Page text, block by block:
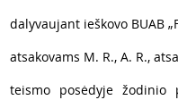
dalyvaujant ieškovo BUAB
atsakovams M. R., A. R.,
teismo posėdyje žodinio